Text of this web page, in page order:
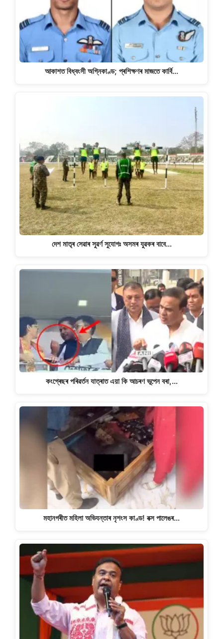
আকাশত বিধ্বংসী অগ্নিকাণ্ড; প্ৰশিক্ষণৰ মাজতে কাৰ্বি…
দেশ মাতৃৰ সেৱাৰ সুৱৰ্ণ সুযোগঃ অসমৰ যুৱকৰ বাবে…
কংগ্ৰেছৰ পৰিৱৰ্তন যাত্ৰাত এয়া কি আচৰণ ভূপেন বৰা,…
মহানগৰীত মহিলা অভিযন্তাৰ নৃশংস কাণ্ড! বক্স পালেঙৰ…